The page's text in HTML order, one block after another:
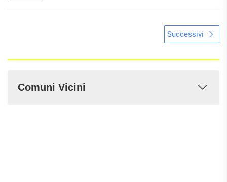
Successivi
Comuni Vicini